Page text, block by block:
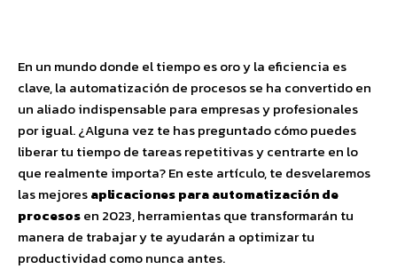
En un mundo donde el tiempo es oro y la eficiencia es
clave, la automatización de procesos se ha convertido en
un aliado indispensable para empresas y profesionales
por igual. ¿Alguna vez te has preguntado cómo puedes
liberar tu tiempo de tareas repetitivas y centrarte en lo
que realmente importa? En este artículo, te desvelaremos
las mejoresaplicaciones para automatización de
procesosen 2023, herramientas que transformarán tu
manera de trabajar y te ayudarán a optimizar tu
productividad como nunca antes.